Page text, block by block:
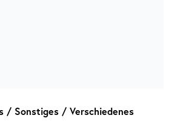
/ Sonstiges / Verschiedenes